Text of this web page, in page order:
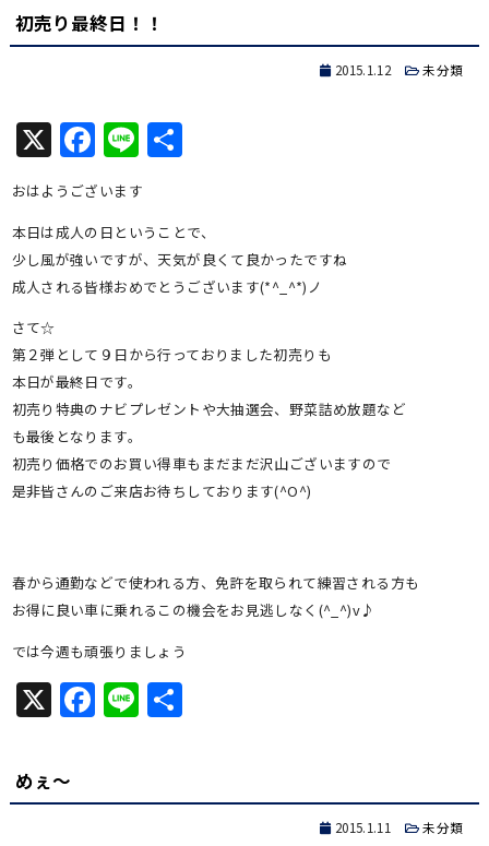
初売り最終日！！
2015.1.12 未分類
X Facebook
Line共
おはようございます
本日は成人の日ということで、
少し風が強いですが、天気が良くて良かったですね
成人される皆様おめでとうございます(*^_^*)ノ
さて☆
第２弾として９日から行っておりました初売りも
本日が最終日です。
初売り特典のナビプレゼントや大抽選会、野菜詰め放題など
も最後となります。
初売り価格でのお買い得車もまだまだ沢山ございますので
是非皆さんのご来店お待ちしております(^O^)
春から通勤などで使われる方、免許を取られて練習される方も
お得に良い車に乗れるこの機会をお見逃しなく(^_^)v♪
では今週も頑張りましょう
X Facebook
Line共
めぇ～
2015.1.11 未分類